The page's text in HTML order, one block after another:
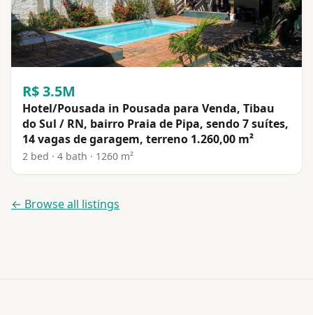
R$ 3.5M
Hotel/Pousada in Pousada para Venda, Tibau
do Sul / RN, bairro Praia de Pipa, sendo 7 suítes,
14 vagas de garagem, terreno 1.260,00 m²
2 bed · 4 bath · 1260 m²
← Browse all listings